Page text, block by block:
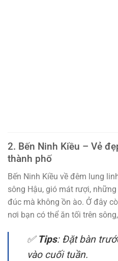
2. Bến Ninh Kiều – Vẻ
thành phố
Bến Ninh Kiều về đêm lung
sông Hậu, gió mát rượi,
đúc mà không ồn ào. Ở đây
nơi bạn có thể ăn tối trên
✅ Tips: Đặt bàn
vào cuối tuần.